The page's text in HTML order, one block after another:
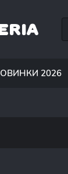
2026